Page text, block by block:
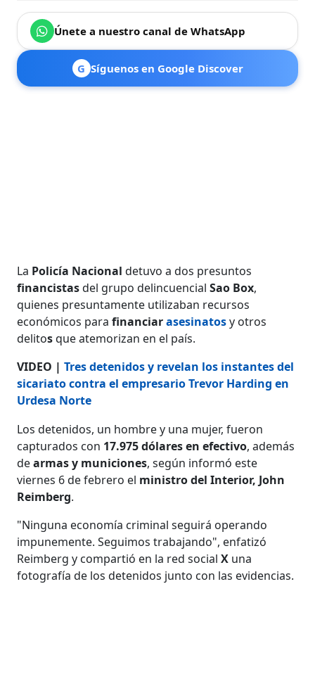
Únete a nuestro canal de WhatsApp
G Síguenos en Google Discover
La Policía Nacional detuvo a dos presuntos
financistasdel grupo delincuencialSao Box,
quienes presuntamente utilizaban recursos
económicos parafinanciarasesinatosy otros
delitosque atemorizan en el país.
VIDEO |Tres detenidos y revelan los instantes del
sicariato contra el empresario Trevor Harding en
Urdesa Norte
Los detenidos, un hombre y una mujer, fueron
capturados con 17.975 dólares en efectivo, además
dearmas y municiones, según informó este
viernes 6 de febrero el ministro del Interior, John
Reimberg.
"Ninguna economía criminal seguirá operando
impunemente. Seguimos trabajando", enfatizó
Reimberg y compartió en la red socialX una
fotografía de los detenidos junto con las evidencias.